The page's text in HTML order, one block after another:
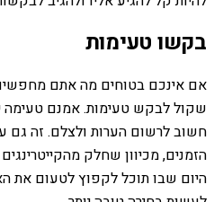
בקשו טעימות
אם אינכם בטוחים מה אתם מחפשים
שקול לבקש טעימות. אמנם טעימה
חשוב לרשום הערות ולצלם. זה גם
הזמנים, מכיוון שחלק
היום שבו תוכל לקפוץ לטעום את